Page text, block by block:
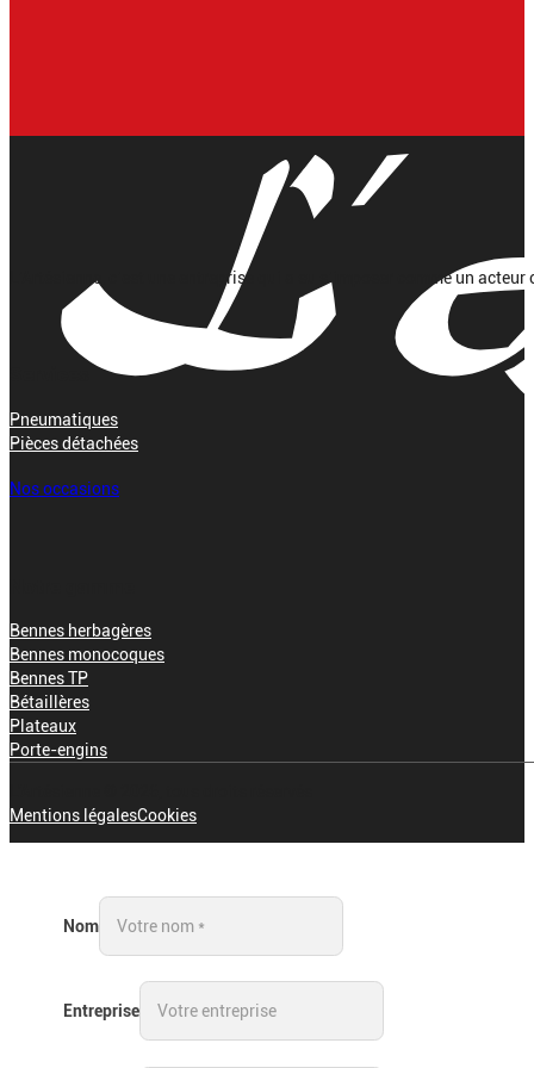
L’Artésienne, c’est une entreprise qui a su s’imposer comme un
Pneumatiques
Pièces détachées
Nos occasions
Bennes herbagères
Bennes monocoques
Bennes TP
Bétaillères
Plateaux
Porte-engins
Mentions légalesCookies
Nom
Entreprise